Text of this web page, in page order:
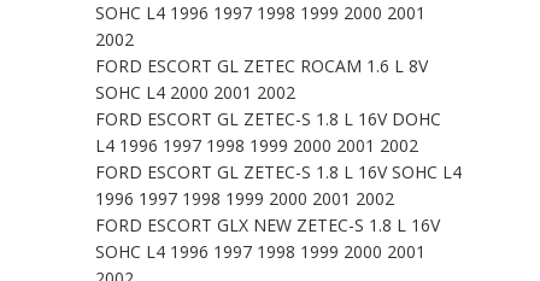
SOHC L4 1996 1997 1998 1999 2000 2001
2002
FORD ESCORT GL ZETEC ROCAM 1.6 L 8V
SOHC L4 2000 2001 2002
FORD ESCORT GL ZETEC-S 1.8 L 16V DOHC
L4 1996 1997 1998 1999 2000 2001 2002
FORD ESCORT GL ZETEC-S 1.8 L 16V SOHC L4
1996 1997 1998 1999 2000 2001 2002
FORD ESCORT GLX NEW ZETEC-S 1.8 L 16V
SOHC L4 1996 1997 1998 1999 2000 2001